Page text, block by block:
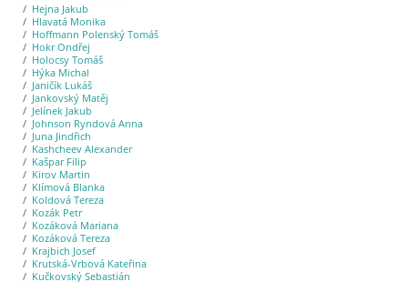
Hejna Jakub
Hlavatá Monika
Hoffmann Polenský Tomáš
Hokr Ondřej
Holocsy Tomáš
Hýka Michal
Janičík Lukáš
Jankovský Matěj
Jelínek Jakub
Johnson Ryndová Anna
Juna Jindřich
Kashcheev Alexander
Kašpar Filip
Kirov Martin
Klímová Blanka
Koldová Tereza
Kozák Petr
Kozáková Mariana
Kozáková Tereza
Krajbich Josef
Krutská-Vrbová Kateřina
Kučkovský Sebastián